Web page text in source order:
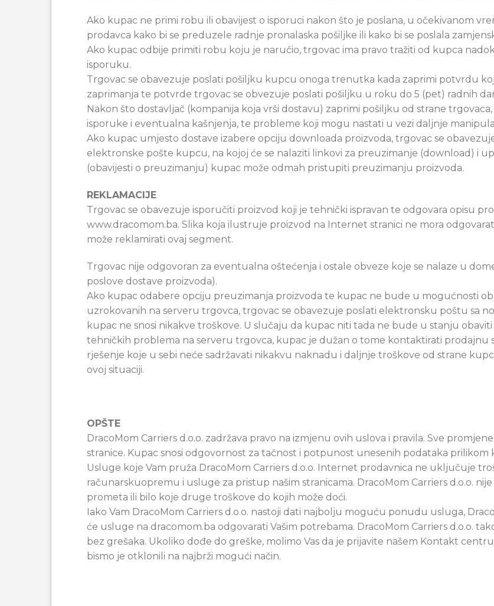
Ako kupac ne primi robu ili obavijest o isporuci nakon što je poslana, u očekivanom
prodavca kako bi se preduzele radnje pronalaska pošiljke ili kako bi se poslala
Ako kupac odbije primiti robu koju je naručio, trgovac ima pravo tražiti od kupca
isporuku.
Trgovac se obavezuje poslati pošiljku kupcu onoga trenutka kada zaprimi potvrdu
zaprimanja te potvrde trgovac se obvezuje poslati pošiljku u roku do 5 (pet) radnih
Nakon što dostavljač (kompanija koja vrši dostavu) zaprimi pošiljku od strane
isporuke i eventualna kašnjenja, te probleme koji mogu nastati u vezi daljnje
Ako kupac umjesto dostave izabere opciju downloada proizvoda, trgovac se
elektronske pošte kupcu, na kojoj će se nalaziti linkovi za preuzimanje (download) i
(obavijesti o preuzimanju) kupac može odmah pristupiti preuzimanju proizvoda.
REKLAMACIJE
Trgovac se obavezuje isporučiti proizvod koji je tehnički ispravan te odgovara opisu
www.dracomom.ba. Slika koja ilustruje proizvod na Internet stranici ne mora
može reklamirati ovaj segment.
Trgovac nije odgovoran za eventualna oštećenja i ostale obveze koje se nalaze u
poslove dostave proizvoda).
Ako kupac odabere opciju preuzimanja proizvoda te kupac ne bude u mogućnosti
uzrokovanih na serveru trgovca, trgovac se obavezuje poslati elektronsku poštu sa
kupac ne snosi nikakve troškove. U slučaju da kupac niti tada ne bude u stanju
tehničkih problema na serveru trgovca, kupac je dužan o tome kontaktirati prodajnu
rješenje koje u sebi neće sadržavati nikakvu naknadu i daljnje troškove od strane
ovoj situaciji.
OPŠTE
DracoMom Carriers d.o.o. zadržava pravo na izmjenu ovih uslova i pravila. Sve
stranice. Kupac snosi odgovornost za tačnost i potpunost unesenih podataka prilikom
Usluge koje Vam pruža DracoMom Carriers d.o.o. Internet prodavnica ne uključuje
računarskuopremu i usluge za pristup našim stranicama. DracoMom Carriers d.o.o.
prometa ili bilo koje druge troškove do kojih može doći.
Iako Vam DracoMom Carriers d.o.o. nastoji dati najbolju moguću ponudu usluga,
će usluge na dracomom.ba odgovarati Vašim potrebama. DracoMom Carriers d.o.o.
bez grešaka. Ukoliko dođe do greške, molimo Vas da je prijavite našem Kontakt
bismo je otklonili na najbrži mogući način.